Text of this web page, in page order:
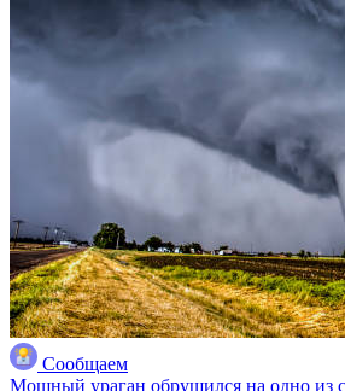
Сообщаем
Мощный ураган обрушился на одно из